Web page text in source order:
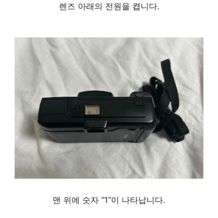
렌즈 아래의 전원을 켭니다.
맨 위에 숫자 “1”이 나타납니다.